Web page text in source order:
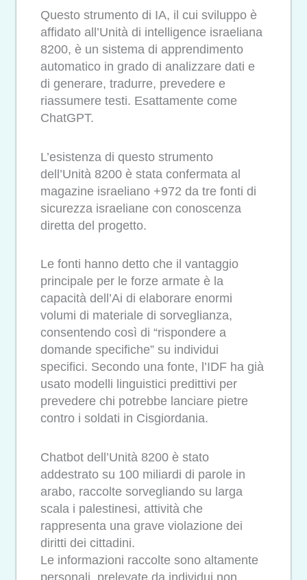
Questo strumento di IA, il cui sviluppo è
affidato all’Unità di intelligence israeliana
8200, è un sistema di apprendimento
automatico in grado di analizzare dati e
di generare, tradurre, prevedere e
riassumere testi. Esattamente come
ChatGPT.
L’esistenza di questo strumento
dell’Unità 8200 è stata confermata al
magazine israeliano +972 da tre fonti di
sicurezza israeliane con conoscenza
diretta del progetto.
Le fonti hanno detto che il vantaggio
principale per le forze armate è la
capacità dell’Ai di elaborare enormi
volumi di materiale di sorveglianza,
consentendo così di “rispondere a
domande specifiche” su individui
specifici. Secondo una fonte, l’IDF ha già
usato modelli linguistici predittivi per
prevedere chi potrebbe lanciare pietre
contro i soldati in Cisgiordania.
Chatbot dell’Unità 8200 è stato
addestrato su 100 miliardi di parole in
arabo, raccolte sorvegliando su larga
scala i palestinesi, attività che
rappresenta una grave violazione dei
diritti dei cittadini.
Le informazioni raccolte sono altamente
personali, prelevate da individui non